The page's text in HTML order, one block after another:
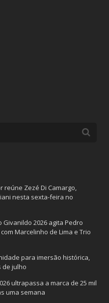
Zezé Di Camargo,
nesta sexta-feira no
Givanildo 2026 agita Pedro
Marcelinho de Lima e Trio
para imersão histórica,
de julho
ultrapassa a marca de 25 mil
uma semana